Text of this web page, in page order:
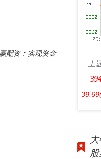
配资：实现资金
上
39.69